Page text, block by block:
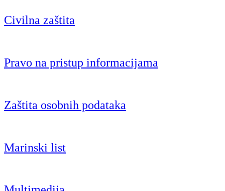
Civilna zaštita
Pravo na pristup informacijama
Zaštita osobnih podataka
Marinski list